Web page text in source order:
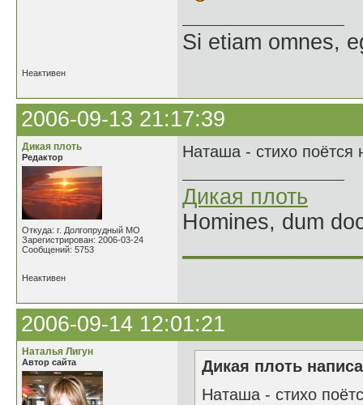
Si etiam omnes,
Неактивен
2006-09-13 21:17:39
Дикая плоть
Редактор
Откуда: г. Долгопрудный МО
Зарегистрирован: 2006-03-24
Сообщений: 5753
Наташа - стихо
Дикая плоть
Homines, dum
Неактивен
2006-09-14 12:01:21
Наталья Лигун
Автор сайта
Дикая плоть
Наташа - стихо